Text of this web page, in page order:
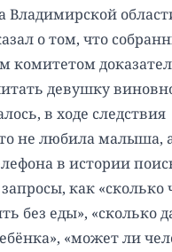
Владимирской
о том, что
комитетом
девушку
в ходе следствия
не любила малыша,
в истории
как «сколько
без еды», «сколько
«может ли